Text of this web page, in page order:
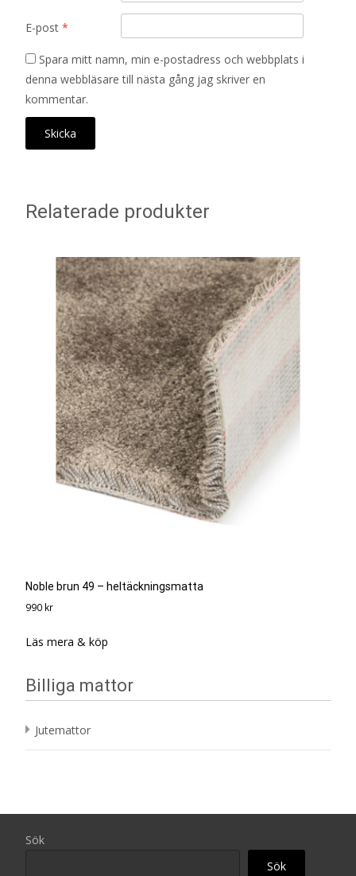
E-post *
Spara mitt namn, min e-postadress och webbplats i
denna webbläsare till nästa gång jag skriver en
kommentar.
Relaterade produkter
Noble brun 49 – heltäckningsmatta
990 kr
Läs mera & köp
Billiga mattor
Jutemattor
Sök
Sök